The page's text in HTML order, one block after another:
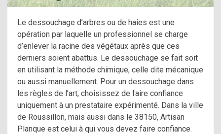
Le dessouchage d’arbres ou de haies est une
opération par laquelle un professionnel se charge
d’enlever la racine des végétaux après que ces
derniers soient abattus. Le dessouchage se fait soit
en utilisant la méthode chimique, celle dite mécanique
ou aussi manuellement. Pour un dessouchage dans
les règles de l’art, choisissez de faire confiance
uniquement à un prestataire expérimenté. Dans la ville
de Roussillon, mais aussi dans le 38150, Artisan
Planque est celui à qui vous devez faire confiance.